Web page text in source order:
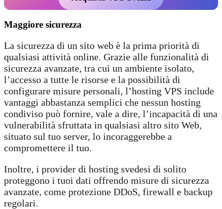
Maggiore sicurezza
La sicurezza di un sito web è la prima priorità di
qualsiasi attività online. Grazie alle funzionalità di
sicurezza avanzate, tra cui un ambiente isolato,
l’accesso a tutte le risorse e la possibilità di
configurare misure personali, l’hosting VPS include
vantaggi abbastanza semplici che nessun hosting
condiviso può fornire, vale a dire, l’incapacità di una
vulnerabilità sfruttata in qualsiasi altro sito Web,
situato sul tuo server, lo incoraggerebbe a
compromettere il tuo.
Inoltre, i provider di hosting svedesi di solito
proteggono i tuoi dati offrendo misure di sicurezza
avanzate, come protezione DDoS, firewall e backup
regolari.